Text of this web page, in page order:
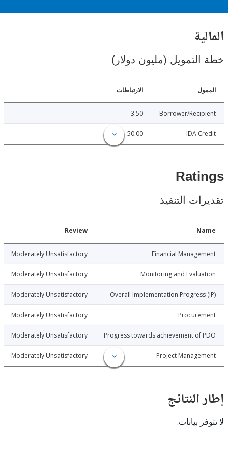
(مليون دولار)
الارتباطات
Borrower/
3.50
IDA
التنفيذ
Financial
Moderately Unsatisfactory
06-25
Monitoring and
Moderately Unsatisfactory
06-25
Overall Implementation
Moderately Unsatisfactory
06-25
Moderately Unsatisfactory
06-25
Progress towards achievement of
Moderately Unsatisfactory
06-25
Project
Moderately Unsatisfactory
06-25
بيانات.